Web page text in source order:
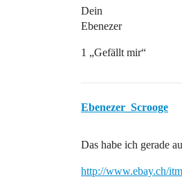
Dein
Ebenezer
1 „Gefällt mir“
Ebenezer_Scrooge
Das habe ich gerade
http://www.ebay.ch/